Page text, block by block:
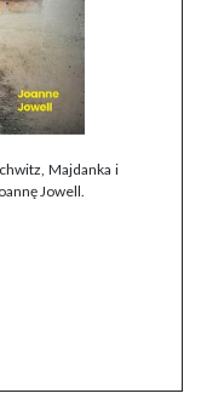
Majdanka i
Jowell.